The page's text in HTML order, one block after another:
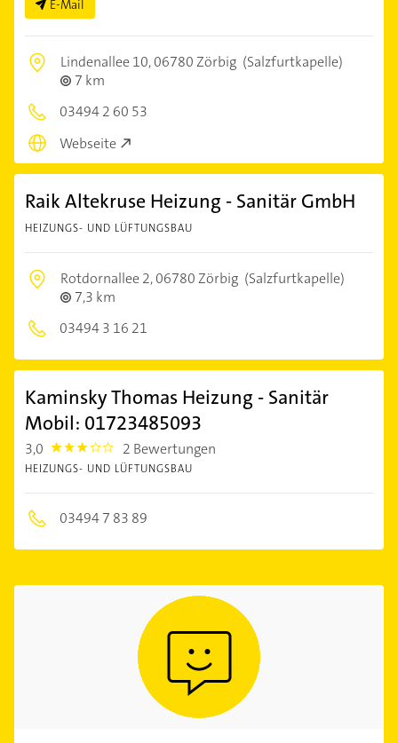
E-Mail
Lindenallee 10,06780 Zörbig (Salzfurtkapelle)
7 km
03494 2 60 53
Webseite
Raik Altekruse Heizung - Sanitär GmbH
HEIZUNGS- UND LÜFTUNGSBAU
Rotdornallee 2,06780 Zörbig (Salzfurtkapelle)
7,3 km
03494 3 16 21
Kaminsky Thomas Heizung - Sanitär
Mobil: 01723485093
3,0 3.0 2 Bewertungen
HEIZUNGS- UND LÜFTUNGSBAU
03494 7 83 89